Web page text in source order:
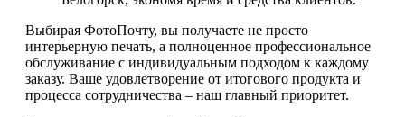
Выбирая ФотоПочту, вы получаете не просто
интерьерную печать, а полноценное профессиональное
обслуживание с индивидуальным подходом к каждому
заказу. Ваше удовлетворение от итогового продукта и
процесса сотрудничества – наш главный приоритет.